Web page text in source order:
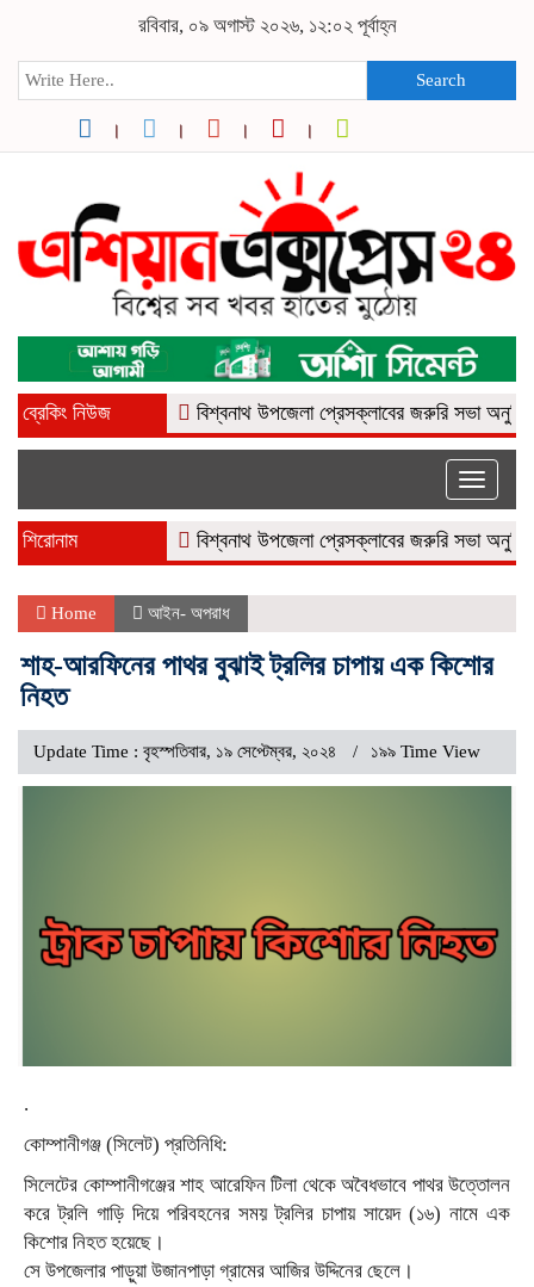
রবিবার, ০৯ অগাস্ট ২০২৬, ১২:০২ পূর্বাহ্ন
Search
ব্রেকিং নিউজ বিশ্বনাথ উপজেলা প্রেসক্লাবের জরুরি সভা অনুষ্ঠিত
Toggle
শিরোনাম বিশ্বনাথ উপজেলা প্রেসক্লাবের জরুরি সভা অনুষ্ঠিত
Home আইন- অপরাধ
শাহ-আরফিনের পাথর বুঝাই ট্রলির চাপায় এক কিশোর
নিহত
Update Time : বৃহস্পতিবার, ১৯ সেপ্টেম্বর, ২০২৪ ১৯৯ Time View
.
কোম্পানীগঞ্জ (সিলেট) প্রতিনিধি:
সিলেটের কোম্পানীগঞ্জের শাহ আরেফিন টিলা থেকে অবৈধভাবে পাথর উত্তোলন
করে ট্রলি গাড়ি দিয়ে পরিবহনের সময় ট্রলির চাপায় সায়েদ (১৬) নামে এক
কিশোর নিহত হয়েছে।
সে উপজেলার পাড়ুয়া উজানপাড়া গ্রামের আজির উদ্দিনের ছেলে।